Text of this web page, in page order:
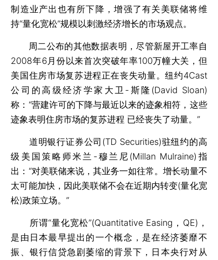
制造业产出也有所下降，增强了有关美联储将维
持“量化宽松”规模以刺激经济增长的市场观点。
周二公布的其他数据表明，尽管新屋开工率自
2008年6月份以来首次突破年率100万幢大关，但
美国住房市场复苏进程正在丧失动量。纽约4Cast
公司的高级经济学家大卫-斯隆(David Sloan)
称：“营建许可的下降与最近以来的迹象相符，这些
迹象表明住房市场的复苏进程 已经丧失了动量。”
道明银行证券公司(TD Securities)驻纽约的高
级美国策略师米兰-穆兰尼(Millan Mulraine)指
出：“对美联储来说，其业务一如往常。增长动量不
太可能加快，因此美联储不会在近期内转变(量化宽
松)政策立场。”
所谓“量化宽松”(Quantitative Easing，QE)，
是由日本最早提出的一个概念，是在经济萎靡不
振、银行信贷急剧萎缩的背景下，日本央行对从